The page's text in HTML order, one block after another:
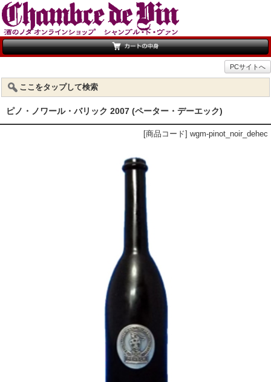
PCサイトへ
ここをタップして検索
ピノ・ノワール・バリック 2007 (ペーター・デーエック)
[商品コード] wgm-pinot_noir_dehec